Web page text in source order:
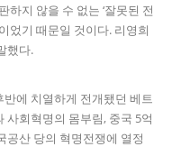
하지 않을 수 없는 ‘잘못된 전
이었기 때문일 것이다. 리영희
했다.
에 치열하게 전개됐던 베트
사회혁명의 몸부림, 중국 5억
공산 당의 혁명전쟁에 열정